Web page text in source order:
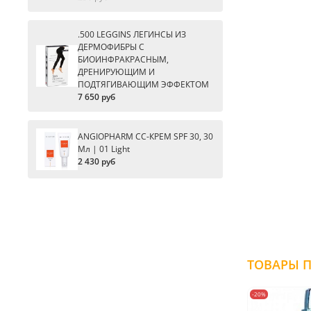
-20%
.500 LEGGINS ЛЕГИНСЫ ИЗ
ДЕРМОФИБРЫ С
БИОИНФРАКРАСНЫМ,
ДРЕНИРУЮЩИМ И
ПОДТЯГИВАЮЩИМ ЭФФЕКТОМ
7 650 руб
ANGIOPHARM CC-КРЕМ SPF 30, 30
Мл | 01 Light
2 430 руб